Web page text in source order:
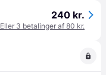
240 kr.
Eller 3 betalinger af 80 kr.